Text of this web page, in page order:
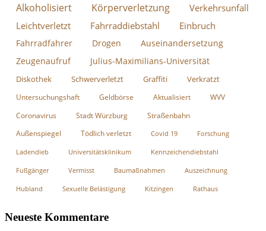
Alkoholisiert
Körperverletzung Verkehrsunfall
Leichtverletzt Fahrraddiebstahl Einbruch
Fahrradfahrer Drogen
Auseinandersetzung
Zeugenaufruf
Julius-Maximilians-Universität
Diskothek Schwerverletzt Graffiti Verkratzt
Untersuchungshaft Geldbörse Aktualisiert
WVV
Coronavirus
Stadt Würzburg Straßenbahn
Außenspiegel Tödlich verletzt Covid 19 Forschung
Ladendieb Universitätsklinikum Kennzeichendiebstahl
Fußgänger Vermisst Baumaßnahmen Auszeichnung
Hubland Sexuelle Belästigung Kitzingen Rathaus
Neueste Kommentare